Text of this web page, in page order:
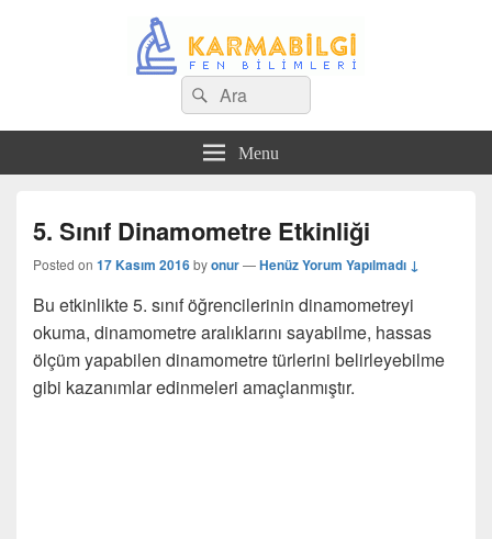
Search
for:
Ara
Menu
5. Sınıf Dinamometre Etkinliği
Posted on 17 Kasım 2016byonur—Henüz Yorum Yapılmadı ↓
Bu etkinlikte 5. sınıf öğrencilerinin dinamometreyi
okuma, dinamometre aralıklarını sayabilme, hassas
ölçüm yapabilen dinamometre türlerini belirleyebilme
gibi kazanımlar edinmeleri amaçlanmıştır.